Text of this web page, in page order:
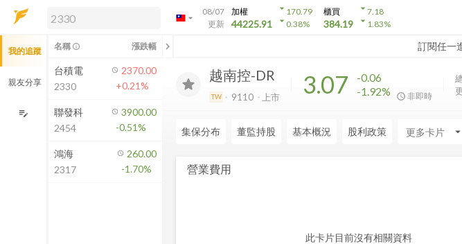
arrow_drop_down
08/07
更新
加權
44225.91
arrow_drop_down170.79
arrow_drop_down0.38%
櫃買
384.19
arrow_drop_down7.18
arrow_drop_down1.83%
訂閱任一
解鎖即時行情及進階功能
方案」，即可解鎖以下功能：
即時行情
即時市況與排行
成交金額熱力圖
前往方案訂閱
如何綁定合作券商
越南控-DR
TW 9110 上市 3.07
-0.06
-1.92%
非即時
集保分布 董監持股 基本概況 股利政策 arrow_drop_down
營業費用
此卡片目前沒有相關資料
我的追蹤
親友分享
edit_note
名稱 info_outline 漲跌幅 chevron_left
台積電
2330
2370.00
+0.21%
聯發科
2454
3900.00
-0.51%
鴻海
2317
260.00
-1.70%